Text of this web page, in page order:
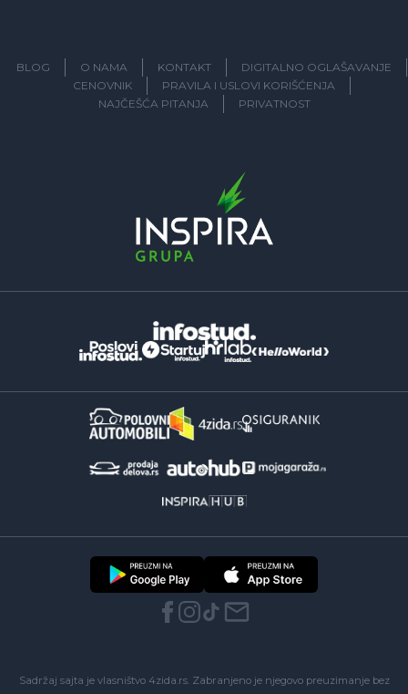
BLOG O NAMA KONTAKT
DIGITALNO OGLAŠAVANJE
CENOVNIK
PRAVILA I USLOVI KORIŠĆENJA
NAJČEŠĆA PITANJA
PRIVATNOST
Sadržaj sajta je vlasništvo 4zida.rs. Zabranjeno je njegovo preuzimanje bez